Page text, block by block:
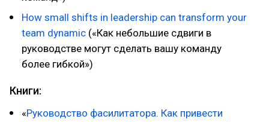
How small shifts in leadership can transform your
team dynamic («Как небольшие сдвиги в
руководстве могут сделать вашу команду
более гибкой»)
Книги:
«Руководство фасилитатора. Как привести